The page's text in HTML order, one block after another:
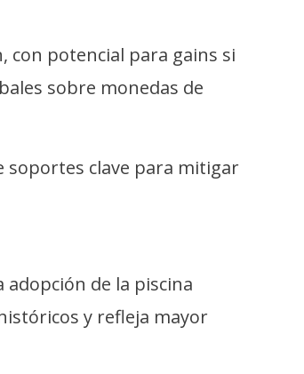
con potencial para gains si
sobre monedas de
soportes clave para mitigar
de la piscina
y refleja mayor